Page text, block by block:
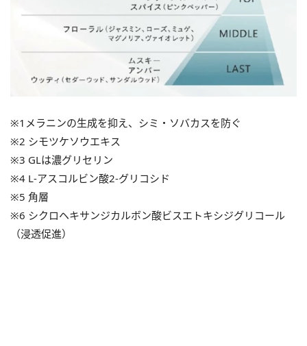
※1メラニンの生成を抑え、シミ・ソバカスを防ぐ
※2 シモツケソウエキス
※3 GLは濃グリセリン
※4 L-アスコルビン酸2-グリコシド
※5 角層
※6 シクロヘキサンジカルボン酸ビスエトキシジグリコール
（浸透促進）